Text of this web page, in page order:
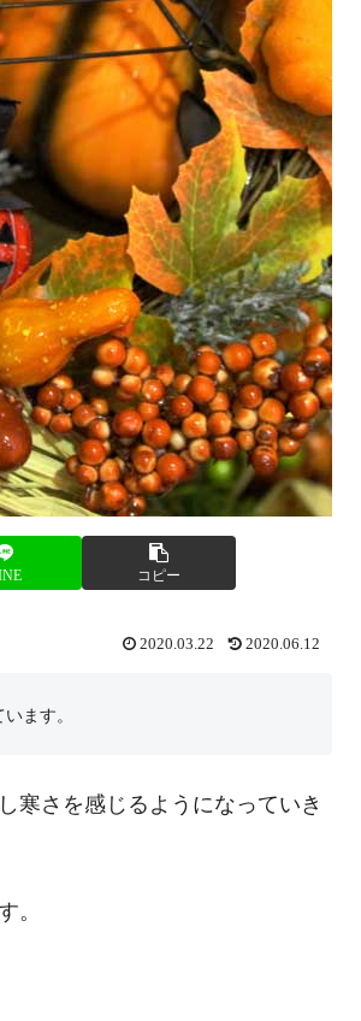
コピー
2020.03.22 2020.06.12
ます。
寒さを感じるようになっていき
。